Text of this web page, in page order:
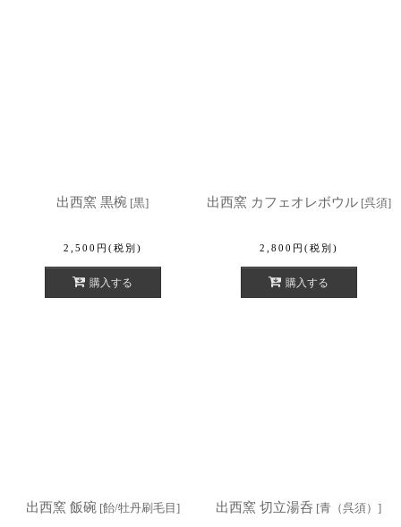
出西窯 黒椀 [黒]
2,500 円 (税別)
購入する
出西窯 カフェオレボウル [呉須]
2,800 円 (税別)
購入する
出西窯 飯碗 [飴/牡丹刷毛目 ] 出西窯 切立湯呑 [青（呉須） ]